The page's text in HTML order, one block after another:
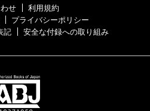
せ
利用規約
プライバシーポリシー
記
安全な付録への取り組み